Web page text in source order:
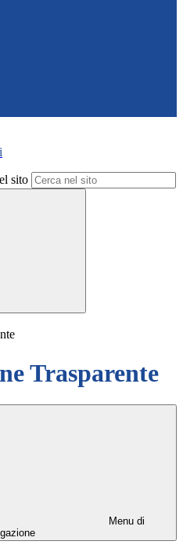
sito
Trasparente
Menu di